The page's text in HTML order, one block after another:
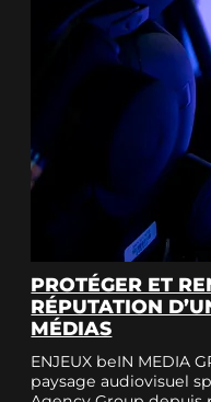
PROTÉGER ET
RÉPUTATION
MÉDIAS
ENJEUX beIN MEDIA
paysage audiovisuel